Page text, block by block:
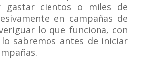
gastar cientos o miles de
en campañas de
lo que funciona, con
lo sabremos antes de iniciar